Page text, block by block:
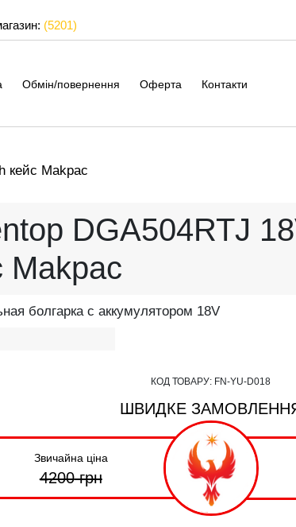
(5201)
Обмін/повернення Оферта Контакти
кейс Makpac
DGA504RTJ
Makpac
болгарка с аккумулятором 18V
КОД ТОВАРУ: FN-YU-D018
ШВИДКЕ
Звичайна ціна
4200грн